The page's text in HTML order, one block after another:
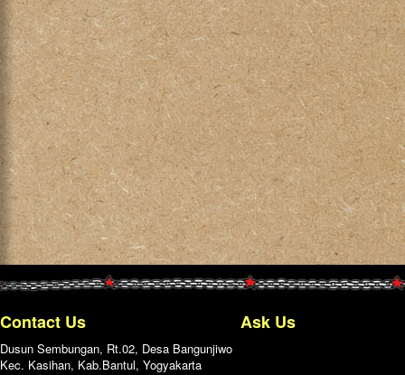
Contact Us
Dusun Sembungan, Rt.02, Desa Bangunjiwo
Kec. Kasihan, Kab.Bantul, Yogyakarta
Ask Us